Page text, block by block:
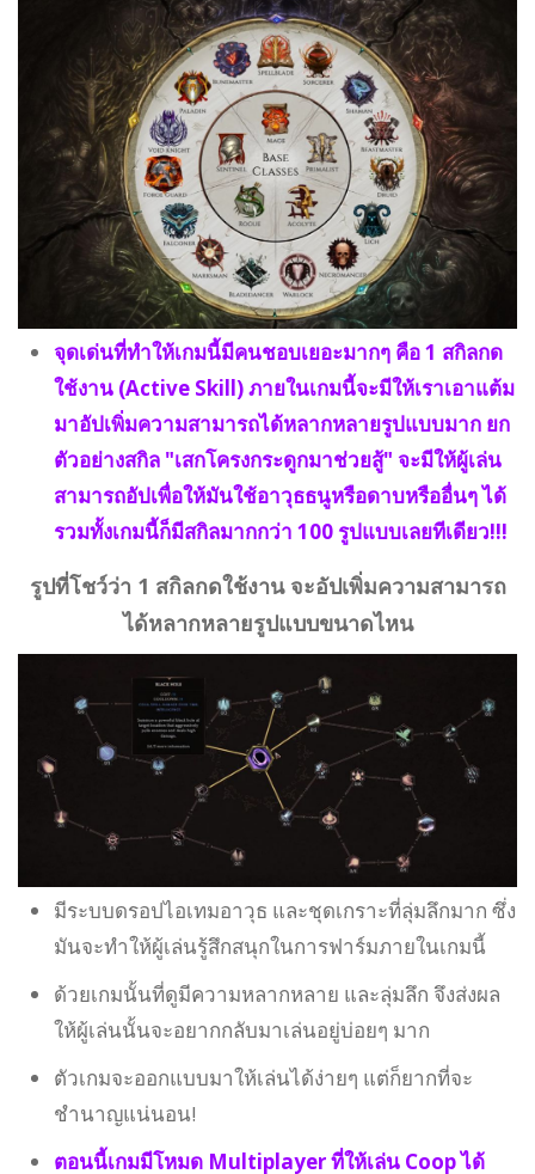
จุดเด่นที่ทำให้เกมนี้มีคนชอบเยอะมากๆ คือ 1 สกิลกด
ใช้งาน (Active Skill) ภายในเกมนี้จะมีให้เราเอาแต้ม
มาอัปเพิ่มความสามารถได้หลากหลายรูปแบบมาก ยก
ตัวอย่างสกิล "เสกโครงกระดูกมาช่วยสู้" จะมีให้ผู้เล่น
สามารถอัปเพื่อให้มันใช้อาวุธธนูหรือดาบหรืออื่นๆ ได้
รวมทั้งเกมนี้ก็มีสกิลมากกว่า 100 รูปแบบเลยทีเดียว!!!
รูปที่โชว์ว่า 1 สกิลกดใช้งาน จะอัปเพิ่มความสามารถ
ได้หลากหลายรูปแบบขนาดไหน
มีระบบดรอปไอเทมอาวุธ และชุดเกราะที่ลุ่มลึกมาก ซึ่ง
มันจะทำให้ผู้เล่นรู้สึกสนุกในการฟาร์มภายในเกมนี้
ด้วยเกมนั้นที่ดูมีความหลากหลาย และลุ่มลึก จึงส่งผล
ให้ผู้เล่นนั้นจะอยากกลับมาเล่นอยู่บ่อยๆ มาก
ตัวเกมจะออกแบบมาให้เล่นได้ง่ายๆ แต่ก็ยากที่จะ
ชำนาญแน่นอน!
ตอนนี้เกมมีโหมด Multiplayer ที่ให้เล่น Coop ได้